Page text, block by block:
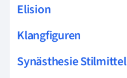
Elision
Klangfiguren
Synästhesie Stilmittel